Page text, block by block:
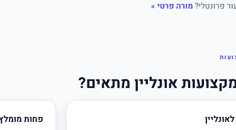
פרונטלי?מורה פרטי »
אונליין מתאים?
פחות